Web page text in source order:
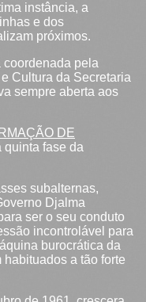
instância, a
e dos
próximos.
coordenada pela
Cultura da Secretaria
sempre aberta aos
DE
quinta fase da
subalternas,
Djalma
ser o seu conduto
incontrolável para
burocrática da
habituados a tão forte